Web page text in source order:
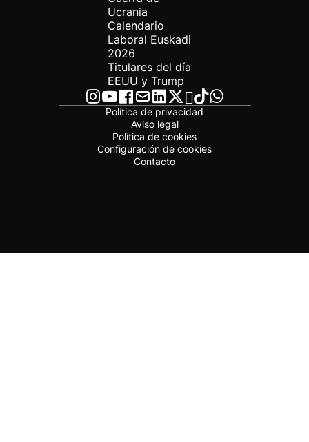
Ucrania
Calendario
Laboral Euskadi
2026
Titulares del día
EEUU y Trump
Política de privacidad
Aviso legal
Política de cookies
Configuración de cookies
Contacto